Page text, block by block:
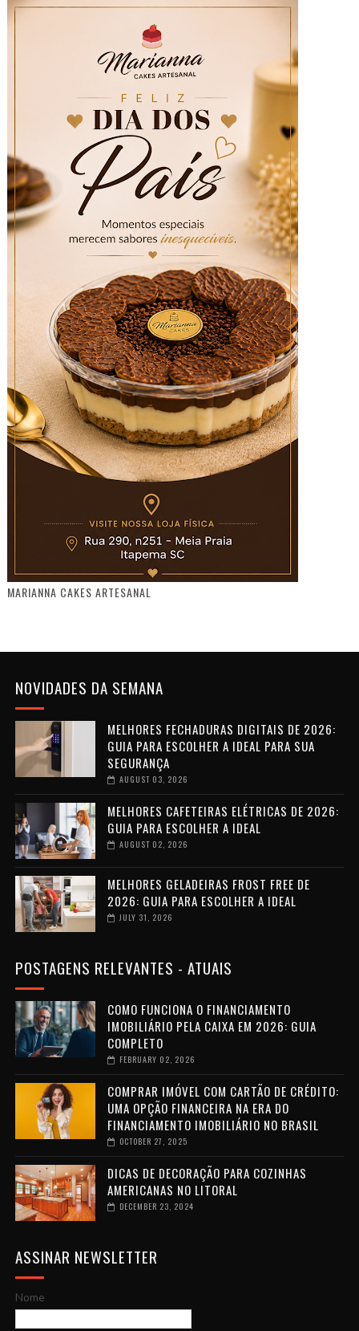
MARIANNA CAKES ARTESANAL
NOVIDADES DA SEMANA
MELHORES FECHADURAS DIGITAIS DE 2026:
GUIA PARA ESCOLHER A IDEAL PARA SUA
SEGURANÇA
AUGUST 03, 2026
MELHORES CAFETEIRAS ELÉTRICAS DE 2026:
GUIA PARA ESCOLHER A IDEAL
AUGUST 02, 2026
MELHORES GELADEIRAS FROST FREE DE
2026: GUIA PARA ESCOLHER A IDEAL
JULY 31, 2026
POSTAGENS RELEVANTES - ATUAIS
COMO FUNCIONA O FINANCIAMENTO
IMOBILIÁRIO PELA CAIXA EM 2026: GUIA
COMPLETO
FEBRUARY 02, 2026
COMPRAR IMÓVEL COM CARTÃO DE CRÉDITO:
UMA OPÇÃO FINANCEIRA NA ERA DO
FINANCIAMENTO IMOBILIÁRIO NO BRASIL
OCTOBER 27, 2025
DICAS DE DECORAÇÃO PARA COZINHAS
AMERICANAS NO LITORAL
DECEMBER 23, 2024
ASSINAR NEWSLETTER
Nome